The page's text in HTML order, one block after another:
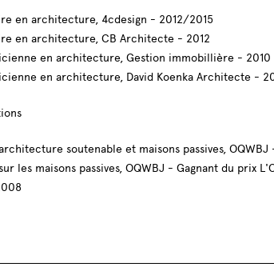
en architecture, 4cdesign - 2012/2015
en architecture, CB Architecte - 2012
en architecture, Gestion immobillière - 2010
en architecture, David Koenka Architecte -
soutenable et maisons passives, OQWBJ
les maisons passives, OQWBJ - Gagnant du prix